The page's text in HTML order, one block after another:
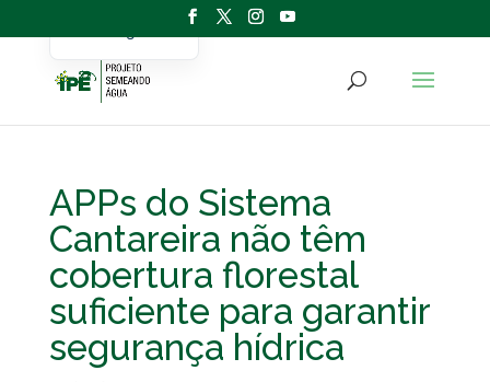
APPs do Sistema
Cantareira não têm
cobertura florestal
suficiente para garantir
segurança hídrica
English